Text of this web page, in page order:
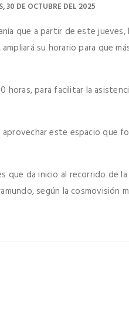
30 DE OCTUBRE DEL 2025
que a partir de este jueves,
su horario para que
horas, para facilitar la
este espacio que
da inicio al recorrido de
según la cosmovisión